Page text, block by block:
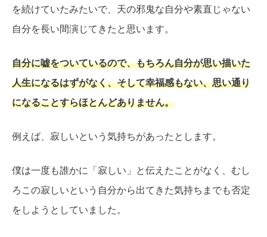
を続けていたみたいで、天の邪鬼な自分や素直じゃない
自分を長い間演じてきたと思います。
自分に嘘をついているので、もちろん自分が思い描いた
人生になるはずがなく、そして幸福感もない、思い通り
になることすらほとんどありません。
例えば、寂しいという気持ちがあったとします。
僕は一度も誰かに「寂しい」と伝えたことがなく、むし
ろこの寂しいという自分から出てきた気持ちまでも否定
をしようとしていました。